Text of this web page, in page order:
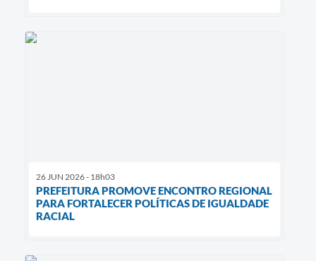
26 JUN 2026 - 18h03
PREFEITURA PROMOVE ENCONTRO REGIONAL
PARA FORTALECER POLÍTICAS DE IGUALDADE
RACIAL